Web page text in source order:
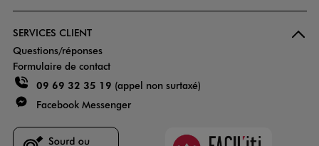
SERVICES CLIENT
Questions/réponses
Formulaire de contact
09 69 32 35 19 (appel non surtaxé)
Facebook Messenger
Faciliti